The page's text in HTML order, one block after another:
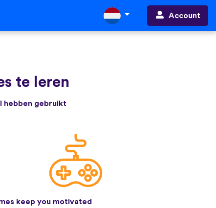
Account
te leren
hebben gebruikt
keep you motivated